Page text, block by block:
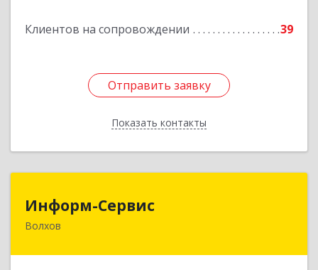
Клиентов на сопровождении 39
Отправить заявку
Показать контакты
Отправить заявку
Назад
Информ-Сервис
Волхов